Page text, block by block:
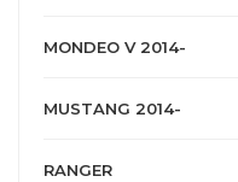
MONDEO V 2014-
MUSTANG 2014-
RANGER